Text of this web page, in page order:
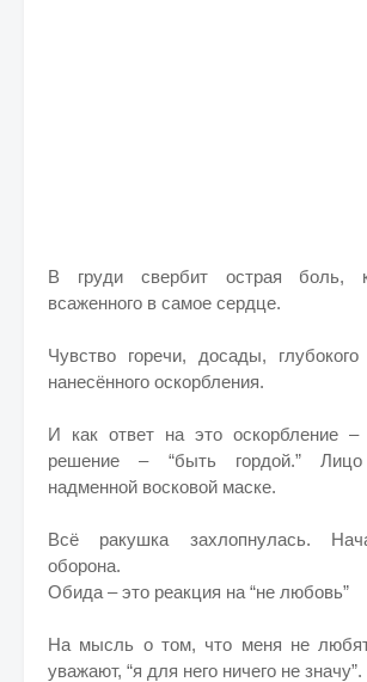
В груди свербит острая боль,
всаженного в самое сердце.
Чувство горечи, досады, глубокого
нанесённого оскорбления.
И как ответ на это оскорбление –
решение – “быть гордой.”
надменной восковой маске.
Всё ракушка захлопнулась.
оборона.
Обида – это реакция на “не любовь”
На мысль о том, что меня не
уважают, “я для него ничего не значу”.